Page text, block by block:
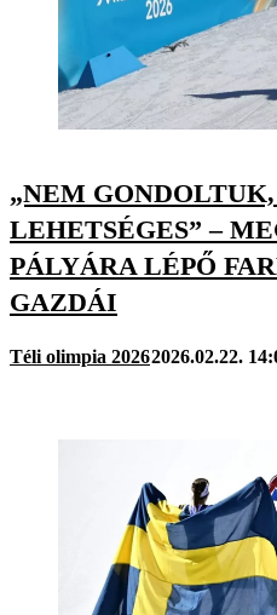
„NEM
LEHETSÉGES” –
PÁLYÁRA LÉPŐ
GAZDÁI
Téli olimpia 20262026.02.22.